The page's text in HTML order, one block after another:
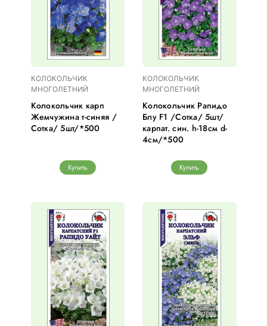
КОЛОКОЛЬЧИК
МНОГОЛЕТНИЙ
Колокольчик карп
Жемчужина т-синяя /
Сотка/ 5шт/*500
Купить
КОЛОКОЛЬЧИК
МНОГОЛЕТНИЙ
Колокольчик Рапидо
Блу F1 /Сотка/ 5шт/
карпат. син. h-18см d-
4см/*500
Купить